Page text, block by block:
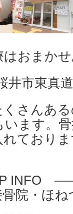
おまかせ
井市東真
くさんあ
います。
ており
INFO
院・ほ